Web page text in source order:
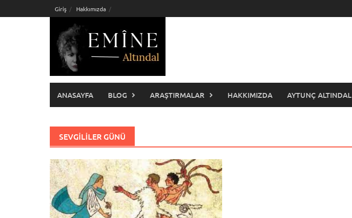
to
Giriş Hakkımızda
ANASAYFA BLOG ARAŞTIRMALAR HAKKIMIZDA AYTUNÇ ALTINDAL
SEVGILILER GÜNÜ